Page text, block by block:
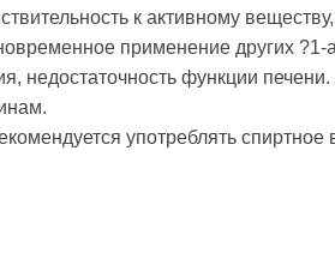
к активному
применение других ?1-
недостаточность функции
употреблять